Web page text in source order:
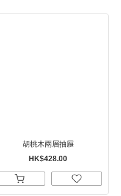
胡桃木兩層抽屜
HK$428.00